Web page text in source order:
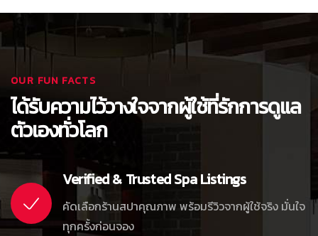
OUR FUN FACTS
ได้รับความไว้วางใจจากผู้ใช้ที่รักการดูแล
ตัวเองทั่วโลก
Verified & Trusted Spa Listings
คัดเลือกร้านสปาคุณภาพ พร้อมรีวิวจากผู้ใช้จริง มั่นใจ
ทุกครั้งก่อนจอง